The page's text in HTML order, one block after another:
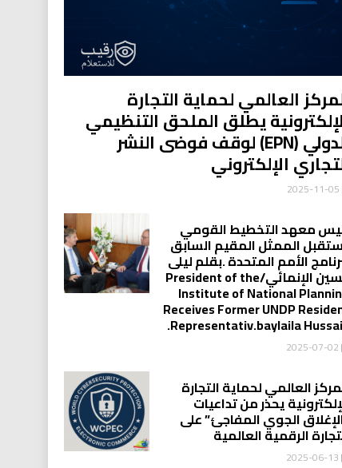
العالمي لحماية التجارة
يطلق الملحق التنظيمي
الدولي (EPN) لوقف فوضى النشر
الإلكتروني
معهد التخطيط القومي
الممثل المقيم السابق
الأمم المتحدة .بقلم ليلى
حسين الإنمائي/President of the
Institute of National
Receives Former UNDP
.Representativ.baylaila
2025-07-02
العالمي لحماية التجارة
يحذر من تداعيات
الجوي المفاجئ” على
الرقمية العالمية
2025-06-13